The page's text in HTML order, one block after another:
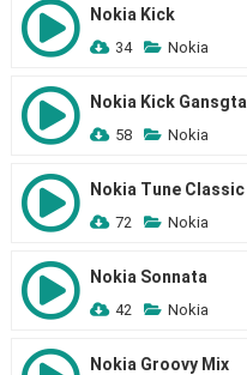
Nokia Kick
34 Nokia
Nokia Kick Gansgta
58 Nokia
Nokia Tune Classic
72 Nokia
Nokia Sonnata
42 Nokia
Nokia Groovy Mix